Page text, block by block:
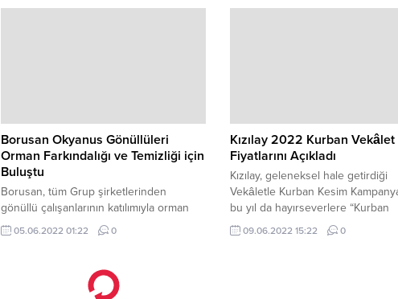
Borusan Okyanus Gönüllüleri
Orman Farkındalığı ve Temizliği için
Buluştu
Borusan, tüm Grup şirketlerinden
gönüllü çalışanlarının katılımıyla orman
farkındalığı etkinliğinde buluştu.
05.06.2022 01:22 0
Kızılay 2022 Kurban Vekâlet
Fiyatlarını Açıkladı
Kızılay, geleneksel hale getirdiği
Vekâletle Kurban Kesim
bu yıl da hayırseverlere “Kurban
Bereketini Yıl Boyu Yaşatıyorsan
Olsun Türkiye” sloganıyla
09.06.2022 15:22 0